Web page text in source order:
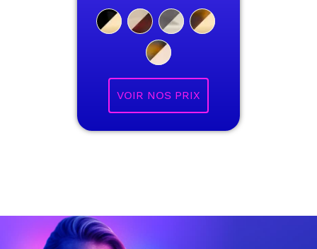
VOIR NOS PRIX